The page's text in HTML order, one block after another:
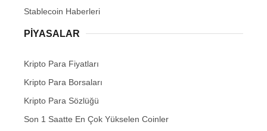
Stablecoin Haberleri
PIYASALAR
Kripto Para Fiyatları
Kripto Para Borsaları
Kripto Para Sözlüğü
Son 1 Saatte En Çok Yükselen Coinler